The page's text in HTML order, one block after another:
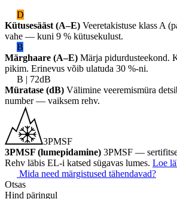
D
Kütusesääst (A–E) Veeretakistuse klass A
vahe — kuni 9 % kütusekulust.
B
Märghaare (A–E) Märja
pikim. Erinevus võib ulatuda 30 %-ni.
B | 72dB
Müratase (dB) Välimine veeremismüra
number — vaiksem rehv.
3PMSF
3PMSF (lumepidamine) 3PMSF —
Rehv läbis EL-i katsed sügavas lumes. Loe
Mida need märgistused tähendavad?
Otsas
Hind päringul